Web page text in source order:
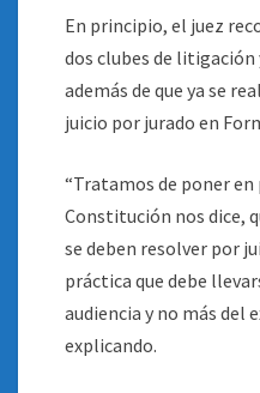
En principio, el juez
dos clubes de
además de que ya se
juicio por jurado en
“Tratamos de poner
Constitución nos dice,
se deben resolver por
práctica que debe
audiencia y no más del
explicando.